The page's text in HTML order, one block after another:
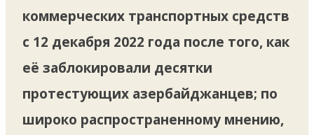
коммерческих транспортных средств
с 12 декабря 2022 года после того, как
её заблокировали десятки
протестующих азербайджанцев; по
широко распространенному мнению,